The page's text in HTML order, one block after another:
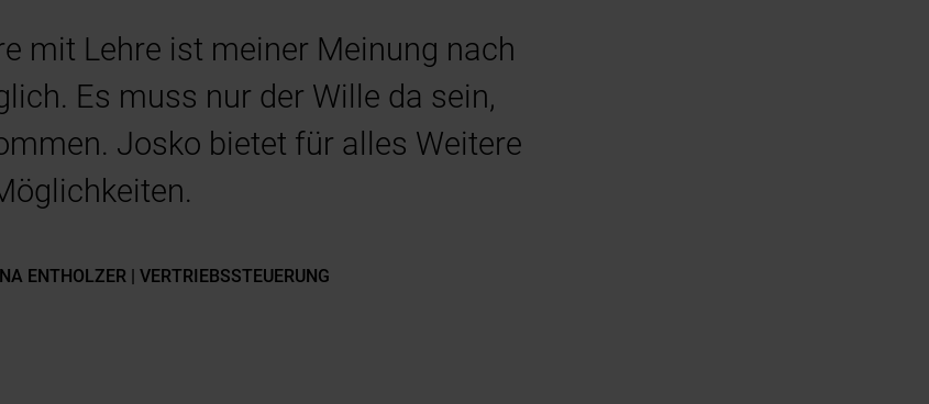
mit Lehre ist meiner Meinung nach
Es muss nur der Wille da sein,
Josko bietet für alles Weitere
ENTHOLZER | VERTRIEBSSTEUERUNG